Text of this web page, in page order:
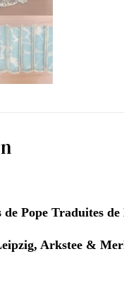
Pope Traduites de
Arkstee &